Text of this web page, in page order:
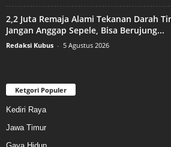
2,2 Juta Remaja Alami Tekanan Darah
Jangan Anggap Sepele, Bisa Berujung...
Redaksi Kubus - 5 Agustus 2026
Ketgori Populer
Kediri Raya
Jawa Timur